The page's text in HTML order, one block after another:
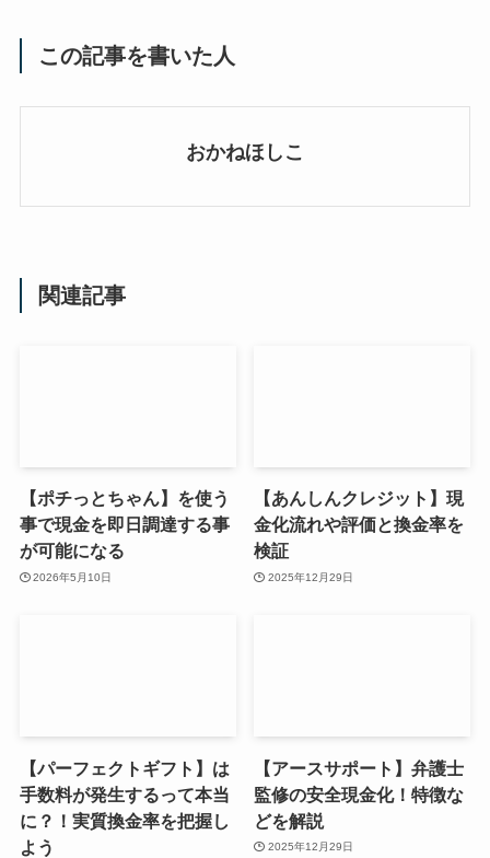
この記事を書いた人
おかねほしこ
関連記事
【ポチっとちゃん】を使う
事で現金を即日調達する事
が可能になる
2026年5月10日
【あんしんクレジット】現
金化流れや評価と換金率を
検証
2025年12月29日
【パーフェクトギフト】は
手数料が発生するって本当
に？！実質換金率を把握し
よう
【アースサポート】弁護士
監修の安全現金化！特徴な
どを解説
2025年12月29日